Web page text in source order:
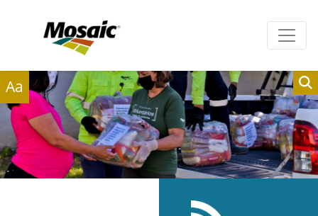
Fornecedores
Aa